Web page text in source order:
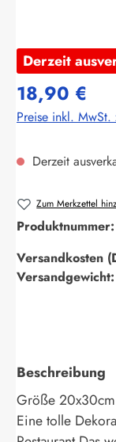
Derzeit
18,90 €
Preise inkl.
Derzeit
Zum Merkzettel
Produktnummer:
Versandkosten
Versandgewicht:
Beschreibung
Größe
Eine tolle